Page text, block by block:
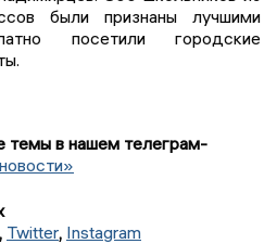
были признаны лучшими
посетили городские
темы в нашем телеграм-
, Twitter, Instagram